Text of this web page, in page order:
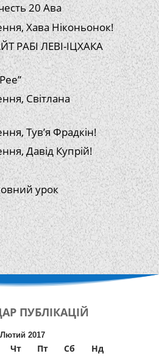
20 Ава
Хава Ніконьонок!
РАБІ ЛЕВІ-ІЦХАКА
Світлана
Тув’я Фрадкін!
Давід Купрій!
урок
ПУБЛІКАЦІЙ
Лютий 2017
Чт Пт Сб
Нд